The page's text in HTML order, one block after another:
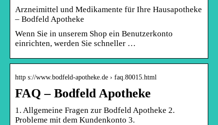
Arzneimittel und Medikamente für Ihre Hausapotheke
– Bodfeld Apotheke
Wenn Sie in unserem Shop ein Benutzerkonto
einrichten, werden Sie schneller …
http s://www.bodfeld-apotheke.de › faq.80015.html
FAQ – Bodfeld Apotheke
1. Allgemeine Fragen zur Bodfeld Apotheke 2.
Probleme mit dem Kundenkonto 3.